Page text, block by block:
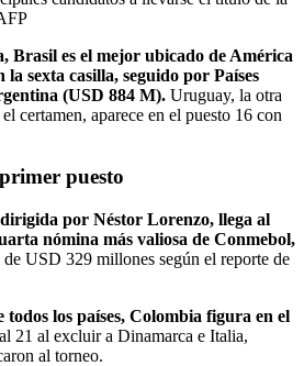
Brasil es el mejor ubicado de América
la sexta casilla, seguido por Países
(USD 884 M). Uruguay, la otra
certamen, aparece en el puesto 16 con
puesto
por Néstor Lorenzo, llega al
nómina más valiosa de Conmebol,
USD 329 millones según el reporte de
los países, Colombia figura en el
21 al excluir a Dinamarca e Italia,
al torneo.